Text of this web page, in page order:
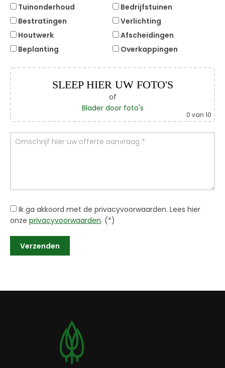
Tuinonderhoud
Bedrijfstuinen
Bestratingen
Verlichting
Houtwerk
Afscheidingen
Beplanting
Overkappingen
SLEEP HIER UW FOTO'S
of
Blader door foto's
0 van 10
Ik ga akkoord met de privacyvoorwaarden. Lees hier
onze privacyvoorwaarden. (*)